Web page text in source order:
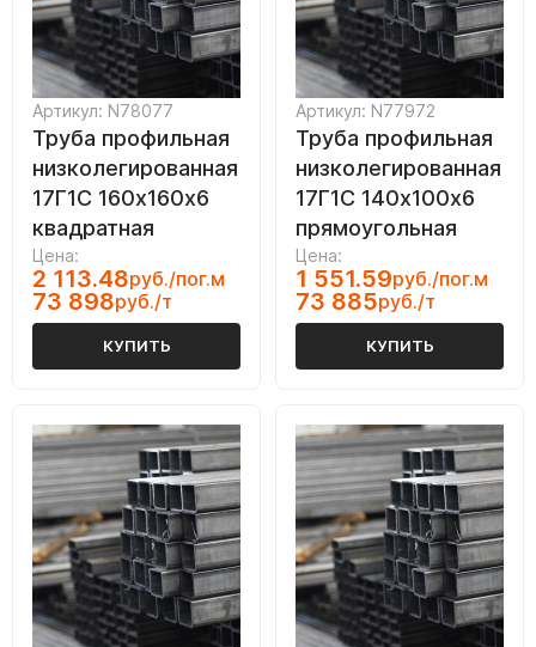
Артикул: N78077
Труба профильная
низколегированная
17Г1С 160х160х6
квадратная
Цена:
2 113.48руб./пог.м
73 898руб./т
КУПИТЬ
Артикул: N77972
Труба профильная
низколегированная
17Г1С 140х100х6
прямоугольная
Цена:
1 551.59руб./пог.м
73 885руб./т
КУПИТЬ